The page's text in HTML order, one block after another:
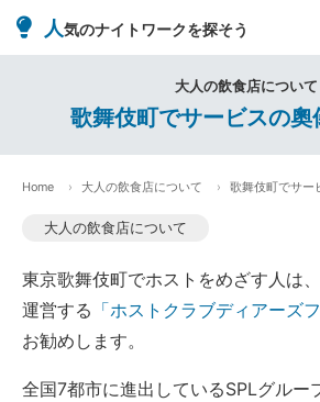
人気のナイトワークを探そう
大人の飲食店について
歌舞伎町でサービスの奧
Home 大人の飲食店について 歌舞伎町でサー
大人の飲食店について
東京歌舞伎町でホストをめざす人は
運営する 「ホストクラブディアーズ
お勧めします。
全国7都市に進出しているSPLグルー